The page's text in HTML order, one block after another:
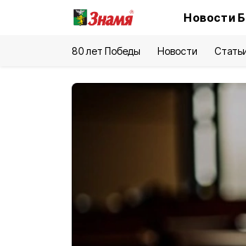
Новости
80 лет Победы Новости